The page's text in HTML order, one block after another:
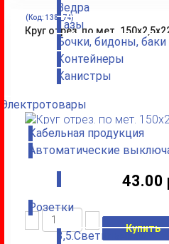
Ведра
Тазы
Бочки, бидоны, баки
Контейнеры
Канистры
Электротовары
Кабельная продукция
Автоматические
Розетки
3,5.Светильники
Круг отрез. по мет.
(Код: 138174)
43.00
Купить